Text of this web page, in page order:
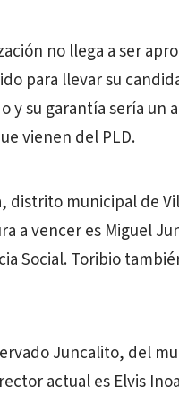
no llega a ser
para llevar su
y su garantía sería un
vienen del PLD.
distrito municipal de
a vencer es Miguel
Social. Toribio
Juncalito, del
actual es Elvis